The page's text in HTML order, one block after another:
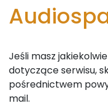
Jeśli masz
dotyczące serwisu,
pośrednictwem
mail.